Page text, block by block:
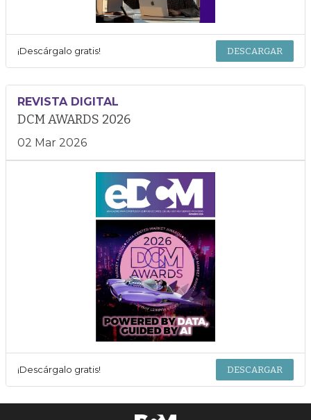
¡Descárgalo gratis! DESCARGAR
REVISTA DIGITAL
DCM AWARDS 2026
02 Mar 2026
¡Descárgalo gratis! DESCARGAR